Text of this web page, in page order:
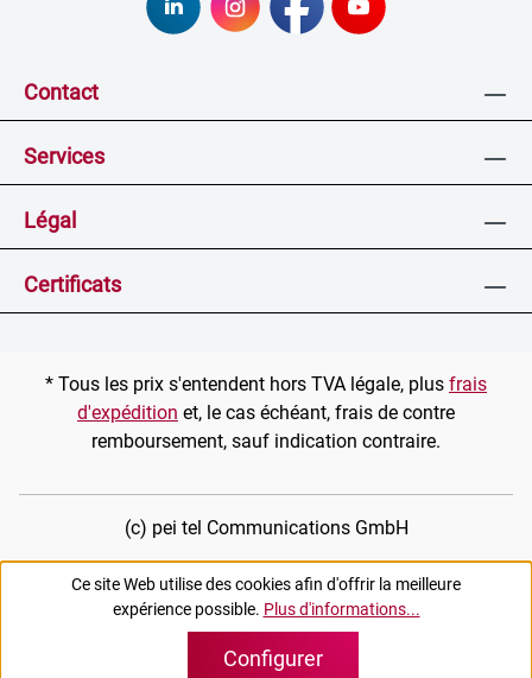
Contact
Services
Légal
Certificats
* Tous les prix s'entendent hors TVA légale, plus frais
d'expédition et, le cas échéant, frais de contre
remboursement, sauf indication contraire.
(c) pei tel Communications GmbH
Ce site Web utilise des cookies afin d'offrir la meilleure
expérience possible. Plus d'informations...
Configurer